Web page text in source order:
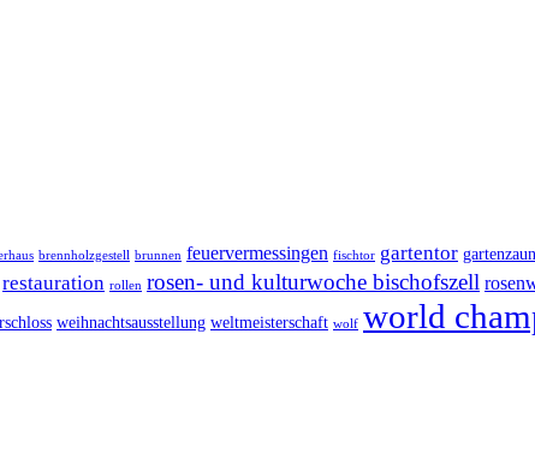
brennholzgestell brunnen feuervermessingen fischtor gartentor gartenzaun
restauration rollen rosen- und kulturwoche bischofszell
weihnachtsausstellung weltmeisterschaft wolf world